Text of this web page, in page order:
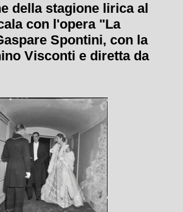
della stagione lirica al
con l'opera "La
Spontini, con la
Visconti e diretta da